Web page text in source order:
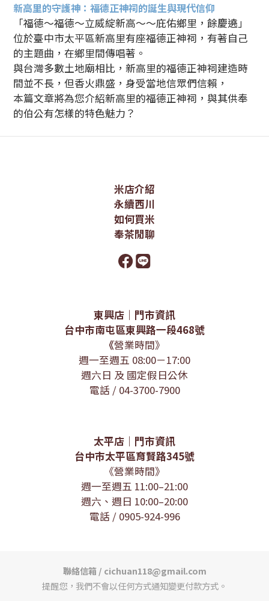
新高里的守護神：福德正神祠的誕生與現代信仰
「福德～福德～立威綻新高～～庇佑鄉里，餘慶遶」
位於臺中市太平區新高里有座福德正神祠，有著自己
的主題曲，在鄉里間傳唱著。
與台灣多數土地廟相比，新高里的福德正神祠建造時
間並不長，但香火鼎盛，身受當地信眾們信賴，
本篇文章將為您介紹新高里的福德正神祠，與其供奉
的伯公有怎樣的特色魅力？
米店介紹
永續西川
如何買米
奉茶閒聊
東興店｜門市資訊
台中市南屯區東興路一段468號
《營業時間》
週一至週五 08:00－17:00
週六日 及 國定假日公休
電話 / 04-3700-7900
太平店｜門市資訊
台中市太平區育賢路345號
《營業時間》
週一至週五 11:00–21:00
週六、週日 10:00–20:00
電話 / 0905-924-996
聯絡信箱 / cichuan118@gmail.com
提醒您，我們不會以任何方式通知變更付款方式。